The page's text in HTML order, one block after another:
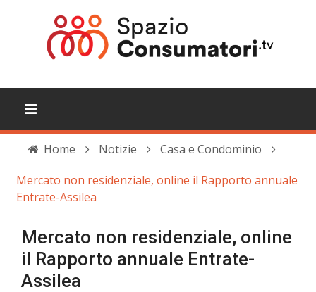
Home Notizie
Casa e Condominio
Mercato non residenziale, online il Rapporto annuale
Entrate-Assilea
Mercato non residenziale, online
il Rapporto annuale Entrate-
Assilea